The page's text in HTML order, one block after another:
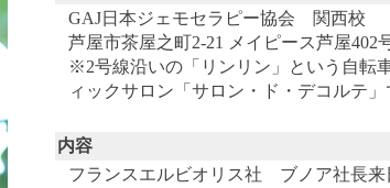
GAJ日本ジェモセラピー協会 関西校
芦屋市茶屋之町2-21 メイピース芦屋402
※2号線沿いの「リンリン」という自転
ィックサロン「サロン・ド・デコルテ」
内容
フランスエルビオリス社 ブノア社長来